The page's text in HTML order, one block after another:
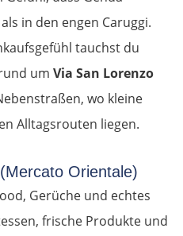
in den engen Caruggi.
tauchst du
um Via San Lorenzo
wo kleine
Alltagsrouten liegen.
(Mercato Orientale)
Gerüche und echtes
frische Produkte und